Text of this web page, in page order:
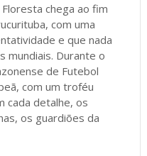
chega ao fim
com uma
e que nada
mundiais. Durante o
de Futebol
com um troféu
cada detalhe, os
os guardiões da